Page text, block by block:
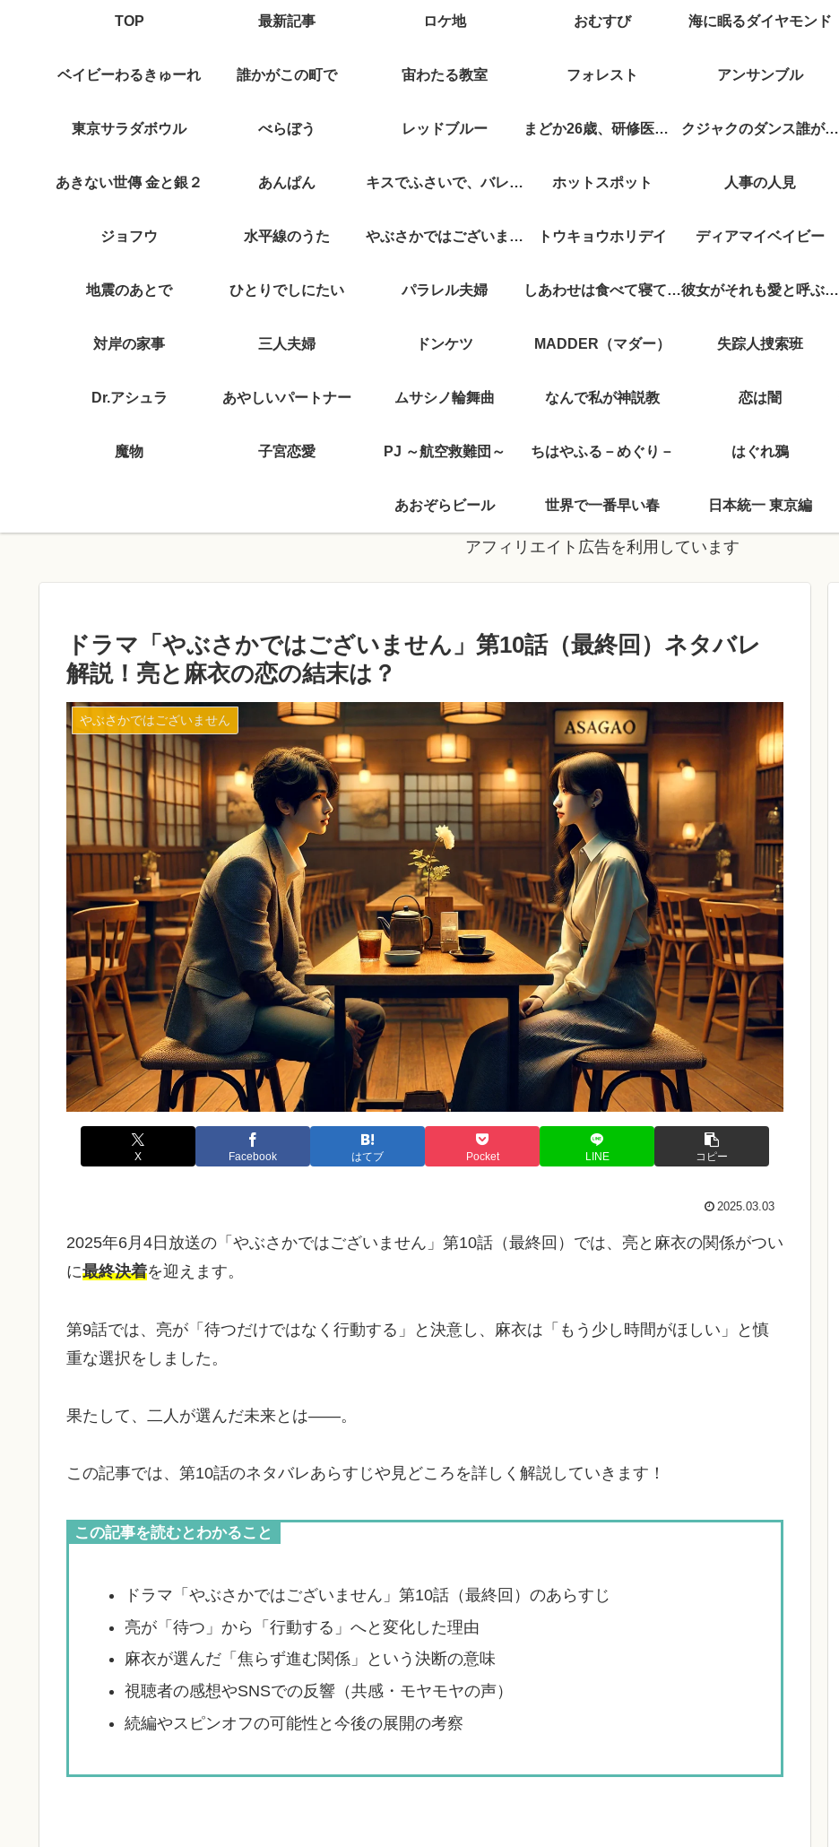
TOP 最新記事 ロケ地 おむすび 海に眠るダイヤモンド
ベイビーわるきゅーれ 誰かがこの町で 宙わたる教室 フォレスト アンサンブル
東京サラダボウル べらぼう レッドブルー まどか26歳、研修医やってます！ クジャクのダンス誰が見た？
あきない世傳 金と銀２ あんぱん キスでふさいで、バレないで。 ホットスポット 人事の人見
ジョフウ 水平線のうた やぶさかではございません トウキョウホリデイ ディアマイベイビー
地震のあとで ひとりでしにたい パラレル夫婦 しあわせは食べて寝て待て 彼女がそれも愛と呼ぶなら
対岸の家事 三人夫婦 ドンケツ MADDER（マダー） 失踪人捜索班
Dr.アシュラ あやしいパートナー ムサシノ輪舞曲 なんで私が神説教 恋は闇
魔物 子宮恋愛 PJ ～航空救難団～ ちはやふる－めぐり－ はぐれ鴉
あおぞらビール 世界で一番早い春 日本統一 東京編
アフィリエイト広告を利用しています
ドラマ「やぶさかではございません」第10話（最終回）ネタバレ
解説！亮と麻衣の恋の結末は？
やぶさかではございません
X Facebook はてブ Pocket LINE コピー
2025.03.03
2025年6月4日放送の「やぶさかではございません」第10話（最終回）では、亮と麻衣の関係がつい
に最終決着を迎えます。
第9話では、亮が「待つだけではなく行動する」と決意し、麻衣は「もう少し時間がほしい」と慎
重な選択をしました。
果たして、二人が選んだ未来とは——。
この記事では、第10話のネタバレあらすじや見どころを詳しく解説していきます！
この記事を読むとわかること
ドラマ「やぶさかではございません」第10話（最終回）のあらすじ
亮が「待つ」から「行動する」へと変化した理由
麻衣が選んだ「焦らず進む関係」という決断の意味
視聴者の感想やSNSでの反響（共感・モヤモヤの声）
続編やスピンオフの可能性と今後の展開の考察